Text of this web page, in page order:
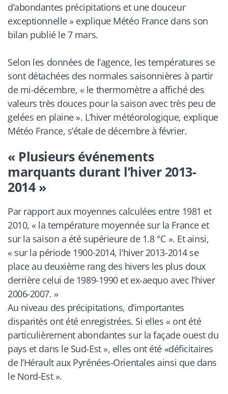
d’abondantes précipitations et une douceur
exceptionnelle» explique Météo France dans son
bilan publié le 7 mars.
Selon les données de l’agence, les températures se
sont détachées des normales saisonnières à partir
de mi-décembre, « le thermomètre a affiché des
valeurs très douces pour la saison avec très peu de
gelées en plaine». L’hiver météorologique, explique
Météo France, s’étale de décembre à février.
« Plusieurs événements
marquants durant l’hiver 2013-
2014 »
Par rapport aux moyennes calculées entre 1981 et
2010, « la température moyennée sur la France et
sur la saison a été supérieure de 1.8 °C ». Et ainsi,
« sur la période 1900-2014, l’hiver 2013-2014 se
place au deuxième rang des hivers les plus doux
derrière celui de 1989-1990 et ex-aequo avec l’hiver
2006-2007. »
Au niveau des précipitations, d’importantes
disparités ont été enregistrées. Si elles « ont été
particulièrement abondantes sur la façade ouest du
pays et dans le Sud-Est», elles ont été «déficitaires
de l’Hérault aux Pyrénées-Orientales ainsi que dans
le Nord-Est».